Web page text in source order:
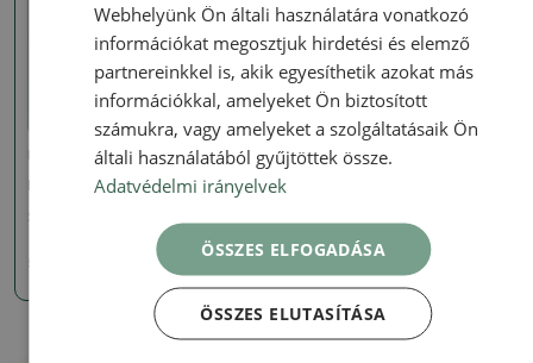
Harangjáték
Fém szélcsengő, sárga
5861 Ft
Webhelyünk Ön általi használatára vonatkozó
információkat megosztjuk hirdetési és elemző
partnereinkkel is, akik egyesíthetik azokat más
információkkal, amelyeket Ön biztosított
számukra, vagy amelyeket a szolgáltatásaik Ön
általi használatából gyűjtöttek össze.
Adatvédelmi irányelvek
ÖSSZES ELFOGADÁSA
ÖSSZES ELUTASÍTÁSA